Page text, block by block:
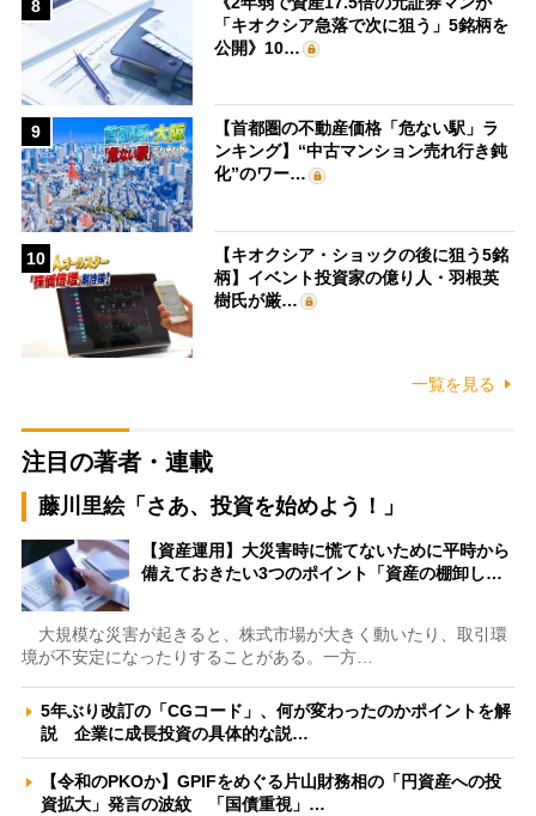
8
「キオクシア急落で次に狙う」5銘柄を
公開》10…
9
【首都圏の不動産価格「危ない駅」ラ
ンキング】“中古マンション売れ行き鈍
化”のワー…
10
【キオクシア・ショックの後に狙う5銘
柄】イベント投資家の億り人・羽根英
樹氏が厳…
一覧を見る
注目の著者・連載
藤川里絵「さあ、投資を始めよう！」
【資産運用】大災害時に慌てないために平時から
備えておきたい3つのポイント「資産の棚卸し…
大規模な災害が起きると、株式市場が大きく動いたり、取引環
境が不安定になったりすることがある。一方…
5年ぶり改訂の「CGコード」、何が変わったのかポイントを解
説 企業に成長投資の具体的な説…
【令和のPKOか】GPIFをめぐる片山財務相の「円資産への投
資拡大」発言の波紋 「国債重視」…